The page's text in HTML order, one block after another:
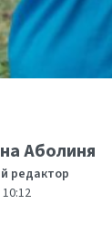
Аболиня
редактор